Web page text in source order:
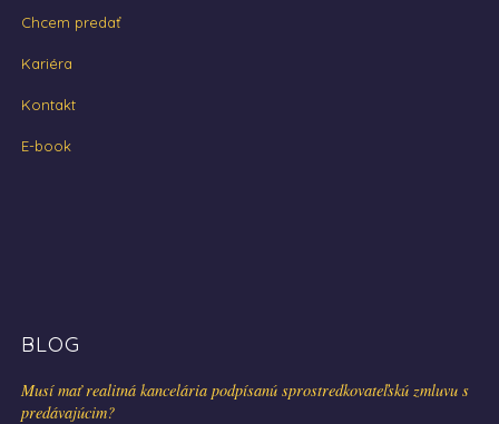
Chcem predať
Kariéra
Kontakt
E-book
BLOG
Musí mať realitná kancelária podpísanú sprostredkovateľskú zmluvu s
predávajúcim?